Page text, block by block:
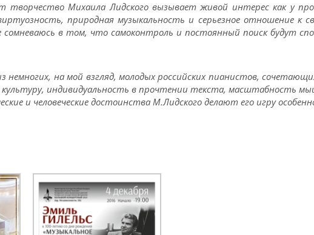
творчество Михаила Лидского вызывает живой интерес как у
природная музыкальность и серьезное отношение к
сомневаюсь в том, что самоконтроль и постоянный поиск будут
немногих, на мой взгляд, молодых российских пианистов,
индивидуальность в прочтении текста, масштабность
и человеческие достоинства М.Лидского делают его игру